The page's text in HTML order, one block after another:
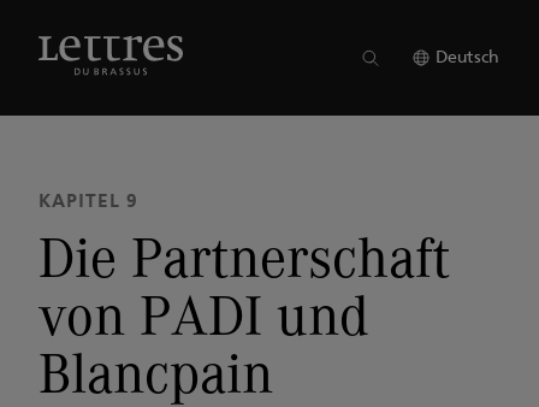
Deutsch
KAPITEL 9
Die Partnerschaft
von PADI und
Blancpain